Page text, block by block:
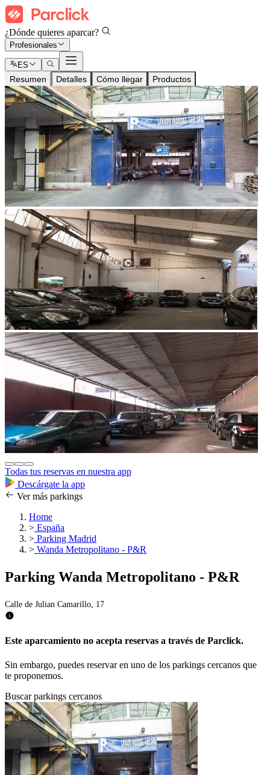
¿Dónde quieres aparcar?
Profesionales
ES
Resumen Detalles Cómo llegar Productos
Todas tus reservas en nuestra app
Descárgate la app
Ver más parkings
Home
> España
> Parking Madrid
> Wanda Metropolitano - P&R
Parking Wanda Metropolitano - P&R
Calle de Julian Camarillo, 17
Este aparcamiento no acepta reservas a través de Parclick.
Sin embargo, puedes reservar en uno de los parkings cercanos que
te proponemos.
Buscar parkings cercanos